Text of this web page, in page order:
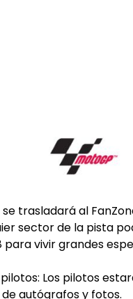
trasladará al
sector de la pista
para vivir grandes
Los pilotos
autógrafos y fotos.